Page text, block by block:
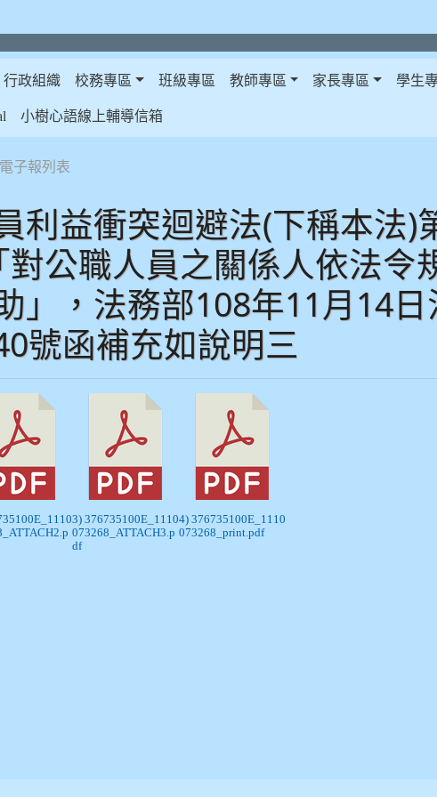
行政組織 校務專區 班級專區 教師專區 家長專區 學生
小樹心語線上輔導信箱
電子報列表
利益衝突迴避法(下稱本法)
公職人員之關係人依法令
」，法務部108年11月14
號函補充如說明三
3) 376735100E_1110
073268_ATTACH3.p
df
4) 376735100E_1110
073268_print.pdf